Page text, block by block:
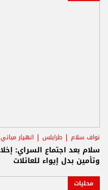
نواف سلام طرابلس انهيار مباني
وتأمين بدل إيواء للعائلات
محليات